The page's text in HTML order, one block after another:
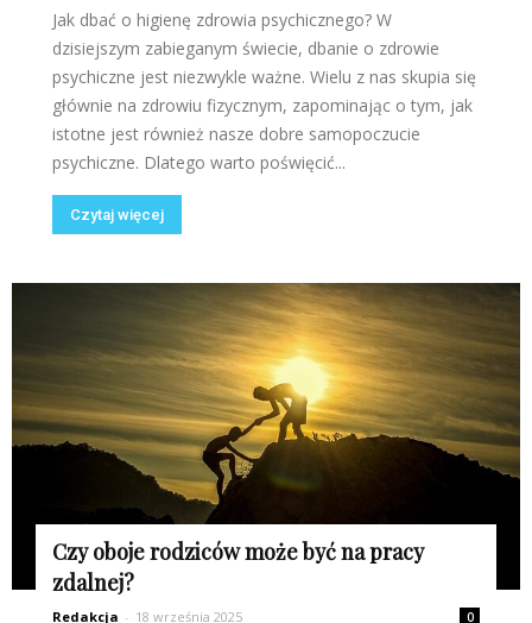
Jak dbać o higienę zdrowia psychicznego? W
dzisiejszym zabieganym świecie, dbanie o zdrowie
psychiczne jest niezwykle ważne. Wielu z nas skupia się
głównie na zdrowiu fizycznym, zapominając o tym, jak
istotne jest również nasze dobre samopoczucie
psychiczne. Dlatego warto poświęcić...
Czytaj więcej
Czy oboje rodziców może być na pracy
zdalnej?
Redakcja - 18 września 2025 0